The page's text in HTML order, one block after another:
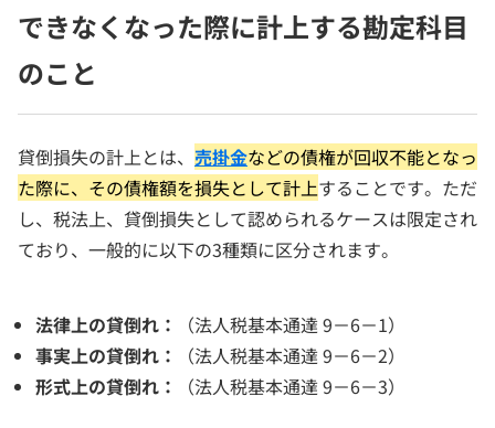
できなくなった際に計上する勘定科目
のこと
貸倒損失の計上とは、 売掛金などの債権が回収不能となっ
た際に、その債権額を損失として計上することです。ただ
し、税法上、貸倒損失として認められるケースは限定され
ており、一般的に以下の3種類に区分されます。
法律上の貸倒れ：
（法人税基本通達 9－6－1）
事実上の貸倒れ：
（法人税基本通達 9－6－2）
形式上の貸倒れ：
（法人税基本通達 9－6－3）